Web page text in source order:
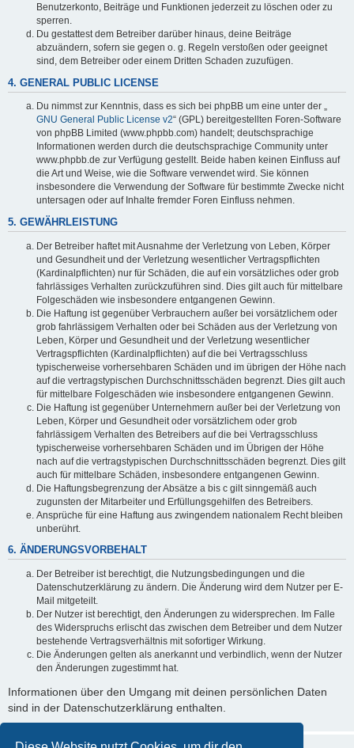
Benutzerkonto, Beiträge und Funktionen jederzeit zu löschen oder zu
sperren.
Du gestattest dem Betreiber darüber hinaus, deine Beiträge
abzuändern, sofern sie gegen o. g. Regeln verstoßen oder geeignet
sind, dem Betreiber oder einem Dritten Schaden zuzufügen.
4. GENERAL PUBLIC LICENSE
Du nimmst zur Kenntnis, dass es sich bei phpBB um eine unter der „
GNU General Public License v2“ (GPL) bereitgestellten Foren-Software
von phpBB Limited (www.phpbb.com) handelt; deutschsprachige
Informationen werden durch die deutschsprachige Community unter
www.phpbb.de zur Verfügung gestellt. Beide haben keinen Einfluss auf
die Art und Weise, wie die Software verwendet wird. Sie können
insbesondere die Verwendung der Software für bestimmte Zwecke nicht
untersagen oder auf Inhalte fremder Foren Einfluss nehmen.
5. GEWÄHRLEISTUNG
Der Betreiber haftet mit Ausnahme der Verletzung von Leben, Körper
und Gesundheit und der Verletzung wesentlicher Vertragspflichten
(Kardinalpflichten) nur für Schäden, die auf ein vorsätzliches oder grob
fahrlässiges Verhalten zurückzuführen sind. Dies gilt auch für mittelbare
Folgeschäden wie insbesondere entgangenen Gewinn.
Die Haftung ist gegenüber Verbrauchern außer bei vorsätzlichem oder
grob fahrlässigem Verhalten oder bei Schäden aus der Verletzung von
Leben, Körper und Gesundheit und der Verletzung wesentlicher
Vertragspflichten (Kardinalpflichten) auf die bei Vertragsschluss
typischerweise vorhersehbaren Schäden und im übrigen der Höhe nach
auf die vertragstypischen Durchschnittsschäden begrenzt. Dies gilt auch
für mittelbare Folgeschäden wie insbesondere entgangenen Gewinn.
Die Haftung ist gegenüber Unternehmern außer bei der Verletzung von
Leben, Körper und Gesundheit oder vorsätzlichem oder grob
fahrlässigem Verhalten des Betreibers auf die bei Vertragsschluss
typischerweise vorhersehbaren Schäden und im Übrigen der Höhe
nach auf die vertragstypischen Durchschnittsschäden begrenzt. Dies gilt
auch für mittelbare Schäden, insbesondere entgangenen Gewinn.
Die Haftungsbegrenzung der Absätze a bis c gilt sinngemäß auch
zugunsten der Mitarbeiter und Erfüllungsgehilfen des Betreibers.
Ansprüche für eine Haftung aus zwingendem nationalem Recht bleiben
unberührt.
6. ÄNDERUNGSVORBEHALT
Der Betreiber ist berechtigt, die Nutzungsbedingungen und die
Datenschutzerklärung zu ändern. Die Änderung wird dem Nutzer per E-
Mail mitgeteilt.
Der Nutzer ist berechtigt, den Änderungen zu widersprechen. Im Falle
des Widerspruchs erlischt das zwischen dem Betreiber und dem Nutzer
bestehende Vertragsverhältnis mit sofortiger Wirkung.
Die Änderungen gelten als anerkannt und verbindlich, wenn der Nutzer
den Änderungen zugestimmt hat.
Informationen über den Umgang mit deinen persönlichen Daten
sind in der Datenschutzerklärung enthalten.